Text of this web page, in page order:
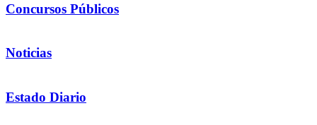
Concursos Públicos
Noticias
Estado Diario